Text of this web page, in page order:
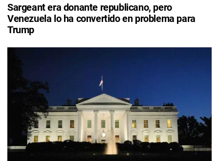
Sargeant era donante republicano, pero
Venezuela lo ha convertido en problema para
Trump